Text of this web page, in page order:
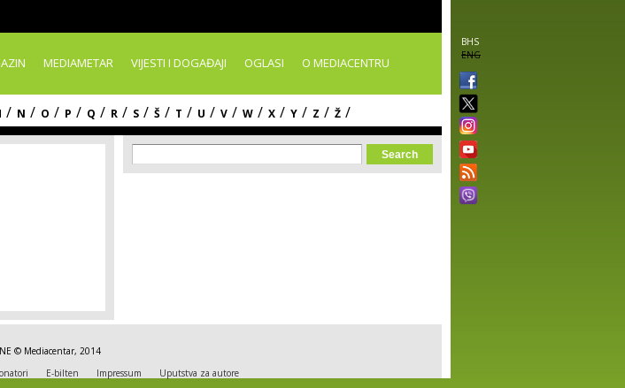
BHS
ENG
MEDIAMETAR VIJESTI I DOGAĐAJI OGLASI O MEDIACENTRU
/ N / O / P / Q / R / S / Š / T / U / V / W / X / Y / Z / Ž /
Search form
Search
© Mediacentar, 2014
E-bilten Impressum Uputstva za autore